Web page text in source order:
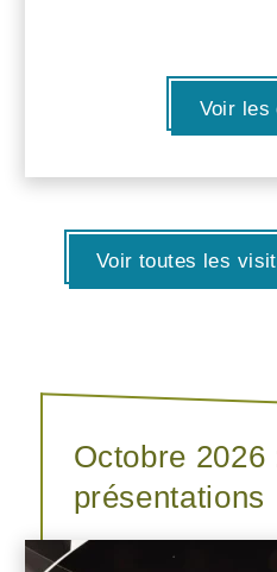
Voir les
Voir toutes les
Octobre
présentations